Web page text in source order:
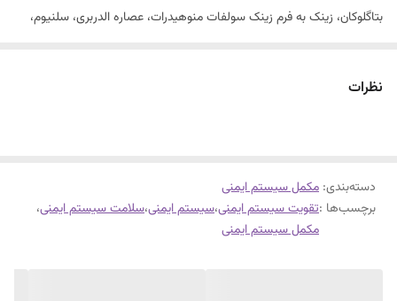
بتاگلوکان، زینک به فرم زینک سولفات منوهیدرات، عصاره الدربری، سلنیوم،
نظرات
دسته‌بندی: مکمل سیستم ایمنی
برچسب‌ها :تقویت سیستم ایمنی،سیستم ایمنی،سلامت سیستم ایمنی،
مکمل سیستم ایمنی